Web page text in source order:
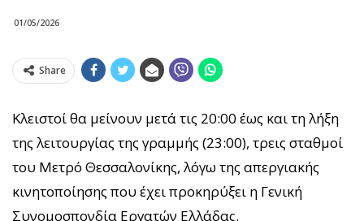
01/05/2026
Share
Κλειστοί θα μείνουν μετά τις 20:00 έως και τη λήξη
της λειτουργίας της γραμμής (23:00), τρεις σταθμοί
του Μετρό Θεσσαλονίκης, λόγω της απεργιακής
κινητοποίησης που έχει προκηρύξει η Γενική
Συνομοσπονδία Εργατών Ελλάδας.